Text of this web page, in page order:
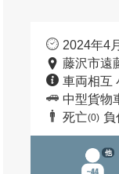
2024年4
藤沢市遠
車両相互
中型貨物
死亡(0) 負
他